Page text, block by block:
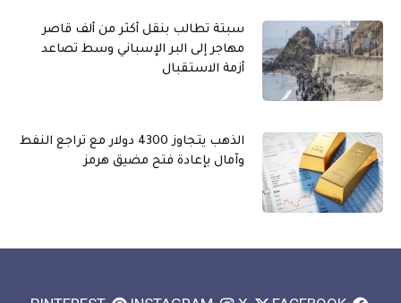
سبتة تطالب بنقل أكثر من ألف قاصر
مهاجر إلى البر الإسباني وسط تصاعد
أزمة الاستقبال
الذهب يتجاوز 4300 دولار مع تراجع النفط
وآمال بإعادة فتح مضيق هرمز